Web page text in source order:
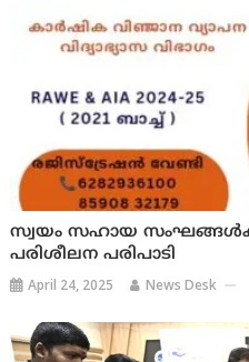
സ്വയം സഹായ
പരിശീലന പരിപാടി
April 24, 2025 News Desk